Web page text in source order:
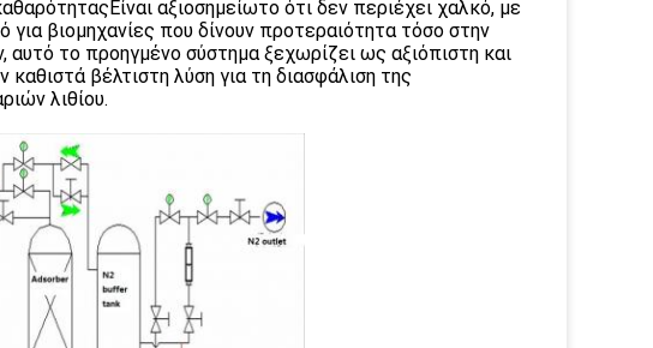
αξιοσημείωτο ότι δεν περιέχει χαλκό, με
βιομηχανίες που δίνουν προτεραιότητα τόσο στην
αυτό το προηγμένο σύστημα ξεχωρίζει ως αξιόπιστη και
βέλτιστη λύση για τη διασφάλιση της
λιθίου.